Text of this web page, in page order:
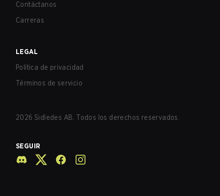
Contáctanos
Carreras
LEGAL
Política de privacidad
Términos de servicio
2026 Sidledes AB. Todos los derechos reservados.
SEGUIR